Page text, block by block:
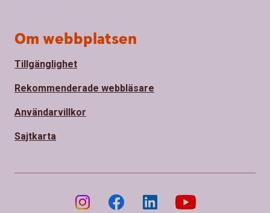
Om webbplatsen
Tillgänglighet
Rekommenderade webbläsare
Användarvillkor
Sajtkarta